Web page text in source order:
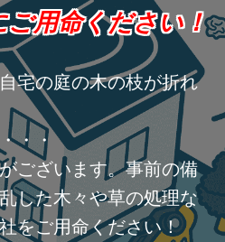
ご用命ください！
宅の庭の木の枝が折れ
・・
ございます。事前の備
した木々や草の処理な
をご用命ください！